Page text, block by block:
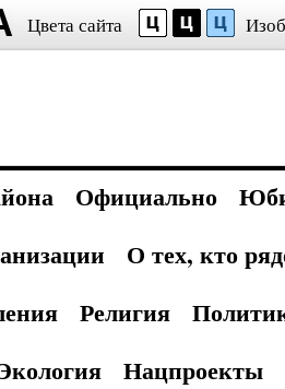
Цвета сайта
Официально
О тех, кто
Религия
Нацпроекты